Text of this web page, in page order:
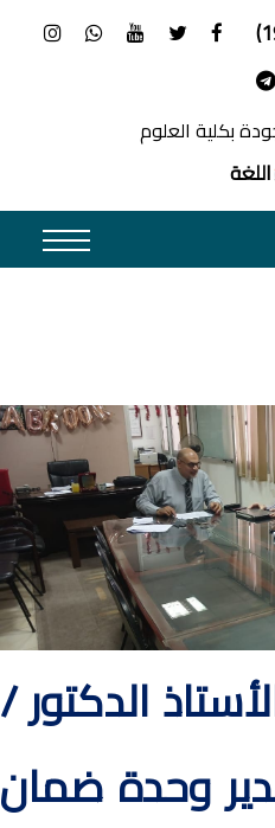
بكلية العلوم
اللغة
الدكتور مدير وحدة
الدكتور /
وحدة ضمان